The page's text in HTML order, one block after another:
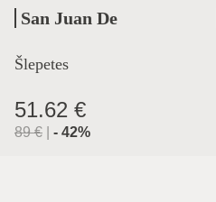
San Juan De
Šlepetes
51.62 €
89€ - 42%